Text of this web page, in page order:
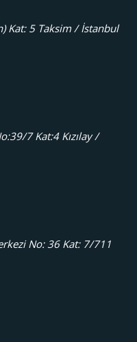
Kat: 5 Taksim / İstanbul
7 Kat:4 Kızılay /
No: 36 Kat: 7/711